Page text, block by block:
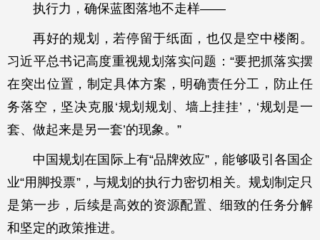
执行力，确保蓝图落地不走样——
再好的规划，若停留于纸面，也仅是空中楼阁。
习近平总书记高度重视规划落实问题：“要把抓落实摆
在突出位置，制定具体方案，明确责任分工，防止任
务落空，坚决克服‘规划规划、墙上挂挂’，‘规划是一
套、做起来是另一套’的现象。”
中国规划在国际上有“品牌效应”，能够吸引各国企
业“用脚投票”，与规划的执行力密切相关。规划制定只
是第一步，后续是高效的资源配置、细致的任务分解
和坚定的政策推进。